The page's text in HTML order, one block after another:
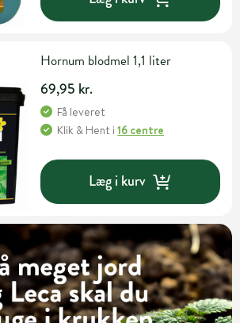
Hornum blodmel 1,1 liter
69,95 kr.
Få leveret
Klik & Hent i16 centre
Læg i kurv